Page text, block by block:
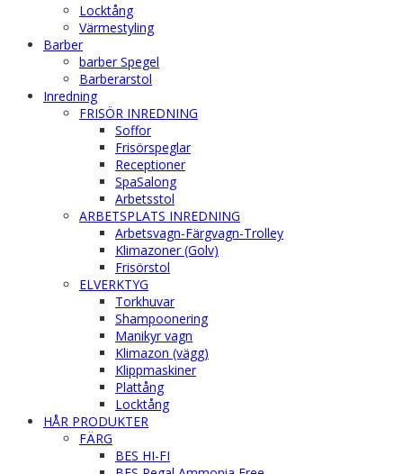
Locktång
Värmestyling
Barber
barber Spegel
Barberarstol
Inredning
FRISÖR INREDNING
Soffor
Frisörspeglar
Receptioner
SpaSalong
Arbetsstol
ARBETSPLATS INREDNING
Arbetsvagn-Färgvagn-Trolley
Klimazoner (Golv)
Frisörstol
ELVERKTYG
Torkhuvar
Shampoonering
Manikyr vagn
Klimazon (vägg)
Klippmaskiner
Plattång
Locktång
HÅR PRODUKTER
FÄRG
BES HI-FI